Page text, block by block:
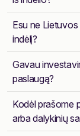
Esu ne Lietuvos
indėlį?
Gavau
paslaugą?
Kodėl prašome
arba dalykinių